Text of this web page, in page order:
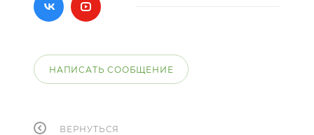
НАПИСАТЬ СООБЩЕНИЕ
ВЕРНУТЬСЯ